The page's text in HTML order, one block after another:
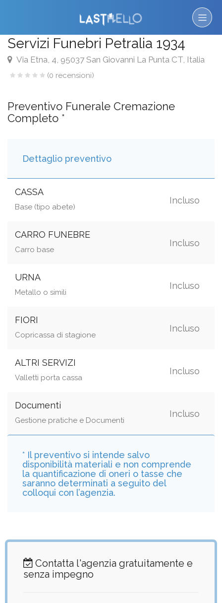
Servizi Funebri Petralia 1934
Via Etna, 4, 95037 San Giovanni La Punta CT, Italia
(0 recensioni)
Preventivo Funerale Cremazione
Completo *
Dettaglio preventivo
CASSA
Base (tipo abete)
Incluso
CARRO FUNEBRE
Carro base
Incluso
URNA
Metallo o simili
Incluso
FIORI
Copricassa di stagione
Incluso
ALTRI SERVIZI
Valletti porta cassa
Incluso
Documenti
Gestione pratiche e Documenti
Incluso
* Il preventivo si intende salvo
disponibilità materiali e non comprende
la quantificazione di oneri o tasse che
saranno determinati a seguito del
colloqui con l’agenzia.
Contatta l'agenzia gratuitamente e
senza impegno